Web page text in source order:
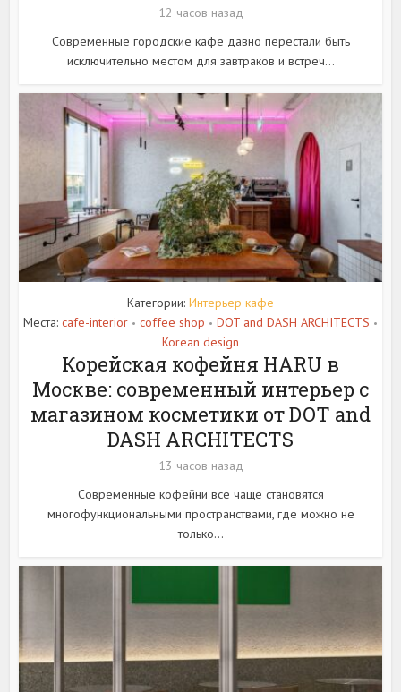
12 часов назад
Современные городские кафе давно перестали быть
исключительно местом для завтраков и встреч...
Категории: Интерьер кафе
Места: cafe-interior • coffee shop • DOT and DASH ARCHITECTS •
Korean design
Корейская кофейня HARU в
Москве: современный интерьер с
магазином косметики от DOT and
DASH ARCHITECTS
13 часов назад
Современные кофейни все чаще становятся
многофункциональными пространствами, где можно не
только...